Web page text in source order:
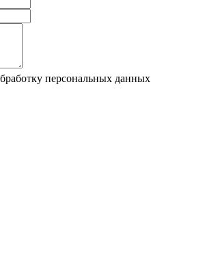
персональных данных